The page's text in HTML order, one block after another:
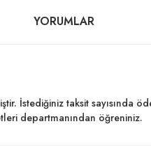
YORUMLAR
İstediğiniz taksit sayısında
departmanından öğreniniz.